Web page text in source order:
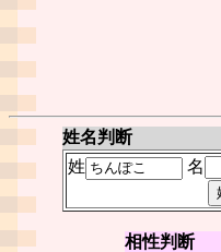
姓名判断
姓
名
相性判断